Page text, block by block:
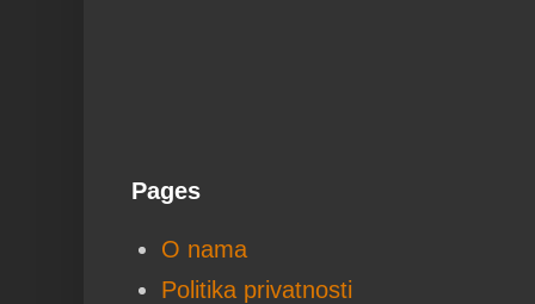
Pages
O nama
Politika privatnosti